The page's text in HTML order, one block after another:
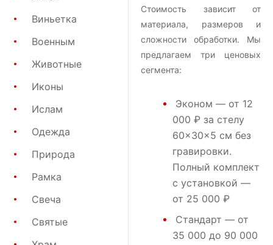
Виньетка
Военным
Животные
Иконы
Ислам
Одежда
Природа
Рамка
Свеча
Святые
Стоимость зависит от
материала, размеров и
сложности обработки. Мы
предлагаем три ценовых
сегмента:
Эконом — от 12
000 ₽ за стелу
60×30×5 см без
гравировки.
Полный комплект
с установкой —
от 25 000 ₽
Стандарт — от
35 000 до 90 000